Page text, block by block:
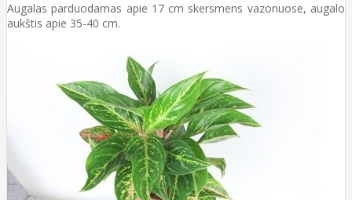
Augalas parduodamas apie 17 cm skersmens vazonuose, augalo
aukštis apie 35-40 cm.